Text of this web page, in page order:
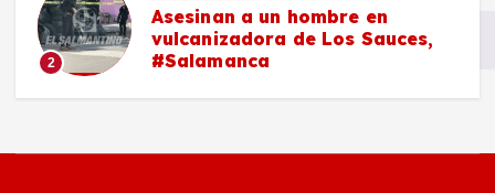
2
Asesinan a un hombre en
vulcanizadora de Los Sauces,
#Salamanca